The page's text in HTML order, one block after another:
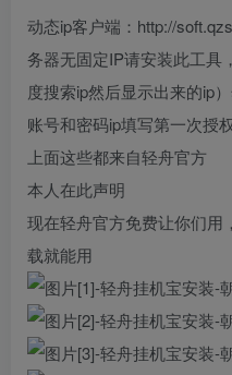
动态ip客户端：http://
务器无固定IP请安装此工具
度搜索ip然后显示出来的ip
账号和密码ip填写第一次授
上面这些都来自轻舟官方
本人在此声明
现在轻舟官方免费让你们用
载就能用